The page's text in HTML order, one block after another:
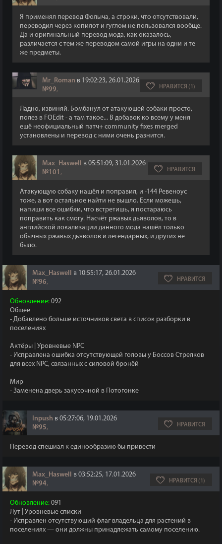
Я применял перевод Фолыча, а строки, что отсутствовали,
переводил через копилот и гуглом не пользовался вообще.
Да и оригинальный перевод мода, как оказалось,
различается с тем же переводом самой игры на одни и те
же предметы.
Mr_Roman в 19:02:23, 26.01.2026
№99, НРАВИТСЯ (1)
Ладно, извиняй. Бомбанул от атакующей собаки просто,
полез в FOEdit - а там такое... В добавок ко всему у меня
ещё неофициальный патч+ community fixes merged
установлены и перевод с ними очень разнится.
Max_Haswell в 05:51:09, 31.01.2026
№101 , НРАВИТСЯ
Атакующую собаку нашёл и поправил, и -144 Ревеноус
тоже, а вот остальное найти не вышло. Если можешь,
напиши все ошибки, что встретишь, я постараюсь
поправить как смогу. Насчёт ржавых дьяволов, то в
английской локализации данного мода нашёл только
обычных ржавых дьяволов и легендарных, и других не
было.
Max_Haswell в 10:55:17, 26.01.2026
№96, НРАВИТСЯ
Обновление: 092
Общее
- Добавлено больше источников света в список разборки в
поселениях
Актёры | Уровневые NPC
- Исправлена ошибка отсутствующей головы у Боссов Стрелков
для всех NPC, связанных с силовой бронёй
Мир
- Заменена дверь закусочной в Потогонке
Inpush в 05:27:06, 19.01.2026
№95, НРАВИТСЯ
Перевод спешиал к единообразию бы привести
Max_Haswell в 03:52:25, 17.01.2026
№94, НРАВИТСЯ (1)
Обновление: 091
Лут | Уровневые списки
- Исправлен отсутствующий флаг владельца для растений в
поселениях — они должны принадлежать самому поселению.